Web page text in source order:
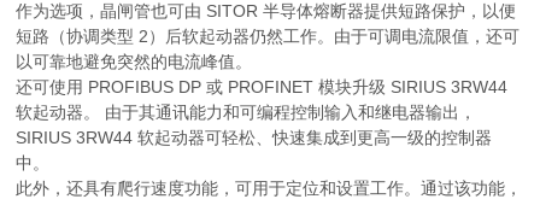
作为选项，晶闸管也可由 SITOR 半导体熔断器提供短路保护，以便
短路（协调类型 2）后软起动器仍然工作。由于可调电流限值，还可
以可靠地避免突然的电流峰值。
还可使用 PROFIBUS DP 或 PROFINET 模块升级 SIRIUS 3RW44
软起动器。 由于其通讯能力和可编程控制输入和继电器输出，
SIRIUS 3RW44 软起动器可轻松、快速集成到更高一级的控制器
中。
此外，还具有爬行速度功能，可用于定位和设置工作。通过该功能，